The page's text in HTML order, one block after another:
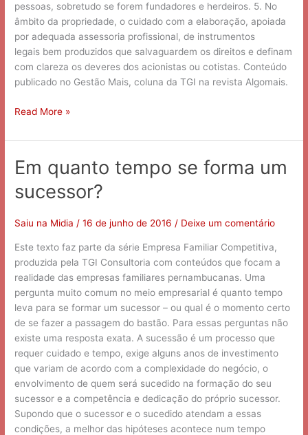
pessoas, sobretudo se forem fundadores e herdeiros. 5. No
âmbito da propriedade, o cuidado com a elaboração, apoiada
por adequada assessoria profissional, de instrumentos
legais bem produzidos que salvaguardem os direitos e definam
com clareza os deveres dos acionistas ou cotistas. Conteúdo
publicado no Gestão Mais, coluna da TGI na revista Algomais.
Read More »
Em quanto tempo se forma um
sucessor?
Saiu na Midia /16 de junho de 2016 / Deixe um comentário
Este texto faz parte da série Empresa Familiar Competitiva,
produzida pela TGI Consultoria com conteúdos que focam a
realidade das empresas familiares pernambucanas. Uma
pergunta muito comum no meio empresarial é quanto tempo
leva para se formar um sucessor – ou qual é o momento certo
de se fazer a passagem do bastão. Para essas perguntas não
existe uma resposta exata. A sucessão é um processo que
requer cuidado e tempo, exige alguns anos de investimento
que variam de acordo com a complexidade do negócio, o
envolvimento de quem será sucedido na formação do seu
sucessor e a competência e dedicação do próprio sucessor.
Supondo que o sucessor e o sucedido atendam a essas
condições, a melhor das hipóteses acontece num tempo
Em
quanto
tempo
forma
sucessor?